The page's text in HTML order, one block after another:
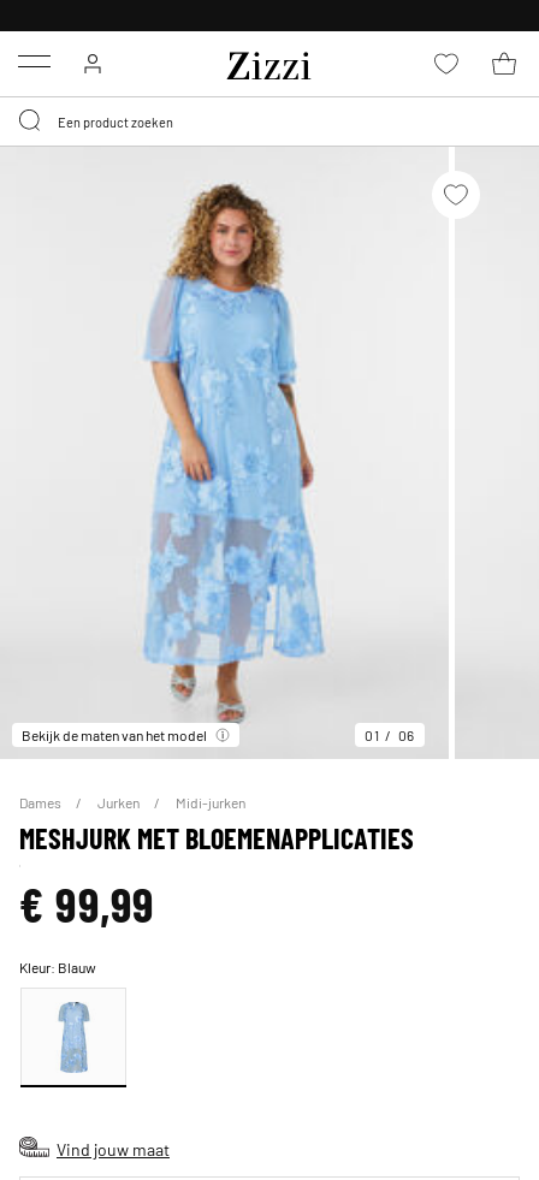
Menu
Bekijk de maten van het model 01 06
Dames Jurken Midi-jurken
MESHJURK MET BLOEMENAPPLICATIES
€ 99,99
Kleur: Blauw
Vind jouw maat